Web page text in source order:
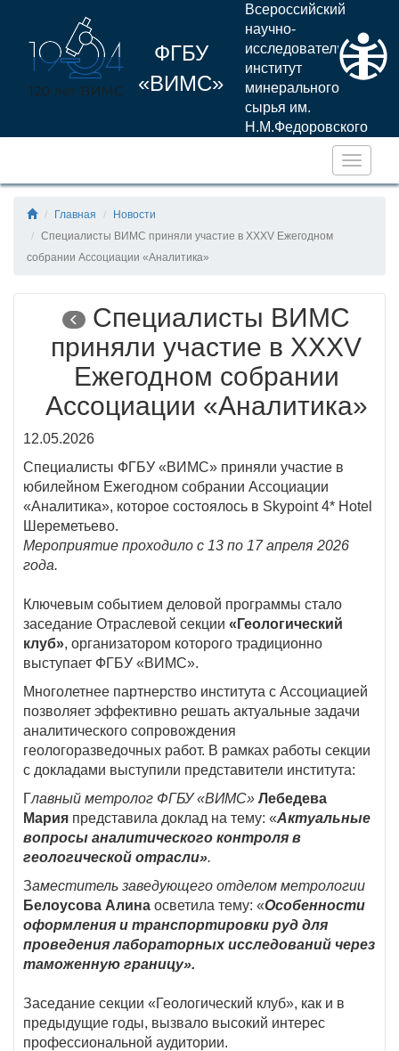
ФГБУ
«ВИМС»
Всероссийский
научно-
исследовательский
институт
минерального
сырья им.
Н.М.Федоровского
Главная
Новости
Специалисты ВИМС приняли участие в XXXV Ежегодном
собрании Ассоциации «Аналитика»
Специалисты ВИМС
приняли участие в XXXV
Ежегодном собрании
Ассоциации «Аналитика»
12.05.2026
Специалисты ФГБУ «ВИМС» приняли участие в
юбилейном Ежегодном собрании Ассоциации
«Аналитика», которое состоялось в Skypoint 4* Hotel
Шереметьево.
Мероприятие проходило с 13 по 17 апреля 2026
года.
Ключевым событием деловой программы стало
заседание Отраслевой секции «Геологический
клуб», организатором которого традиционно
выступает ФГБУ «ВИМС».
Многолетнее партнерство института с Ассоциацией
позволяет эффективно решать актуальные задачи
аналитического сопровождения
геологоразведочных работ. В рамках работы секции
с докладами выступили представители института:
Главный метролог ФГБУ «ВИМС» Лебедева
Мария представила доклад на тему: «Актуальные
вопросы аналитического контроля в
геологической отрасли».
Заместитель заведующего отделом метрологии
Белоусова Алина осветила тему: «Особенности
оформления и транспортировки руд для
проведения лабораторных исследований через
таможенную границу».
Заседание секции «Геологический клуб», как и в
предыдущие годы, вызвало высокий интерес
профессиональной аудитории.